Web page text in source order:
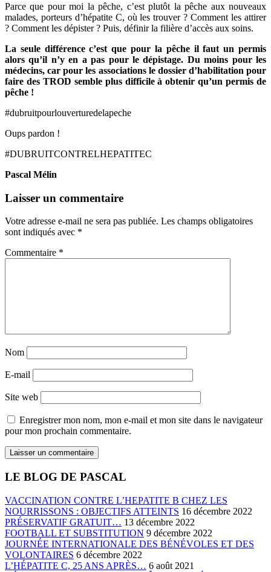
Parce que pour moi la pêche, c’est plutôt la pêche aux nouveaux
malades, porteurs d’hépatite C, où les trouver ? Comment les attirer
? Comment les dépister ? Puis, définir la filière d’accès aux soins.
La seule différence c’est que pour la pêche il faut un permis
alors qu’il n’y en a pas pour le dépistage. Du moins pour les
médecins, car pour les associations le dossier d’habilitation pour
faire des TROD semble plus difficile à obtenir qu’un permis de
pêche !
#dubruitpourlouverturedelapeche
Oups pardon !
#DUBRUITCONTRELHEPATITEC
Pascal Mélin
Laisser un commentaire
Votre adresse e-mail ne sera pas publiée. Les champs obligatoires
sont indiqués avec *
Commentaire *
Nom
E-mail
Site web
Enregistrer mon nom, mon e-mail et mon site dans le navigateur
pour mon prochain commentaire.
LE BLOG DE PASCAL
VACCINATION CONTRE L’HEPATITE B CHEZ LES
NOURRISSONS : OBJECTIFS ATTEINTS 16 décembre 2022
PRÉSERVATIF GRATUIT… 13 décembre 2022
FOOTBALL ET SUBSTITUTION 9 décembre 2022
JOURNÉE INTERNATIONALE DES BÉNÉVOLES ET DES
VOLONTAIRES 6 décembre 2022
L’HÉPATITE C, 25 ANS APRÈS… 6 août 2021